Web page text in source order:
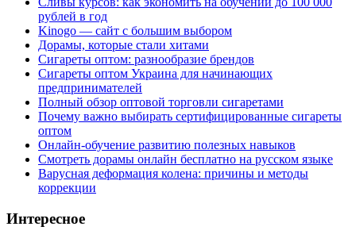
рублей в год
Kinogo — сайт с большим выбором
Дорамы, которые стали хитами
Сигареты оптом: разнообразие брендов
Сигареты оптом Украина для начинающих
предпринимателей
Полный обзор оптовой торговли сигаретами
Почему важно выбирать сертифицированные сигареты
оптом
Онлайн-обучение развитию полезных навыков
Смотреть дорамы онлайн бесплатно на русском языке
Варусная деформация колена: причины и методы
коррекции
Интересное